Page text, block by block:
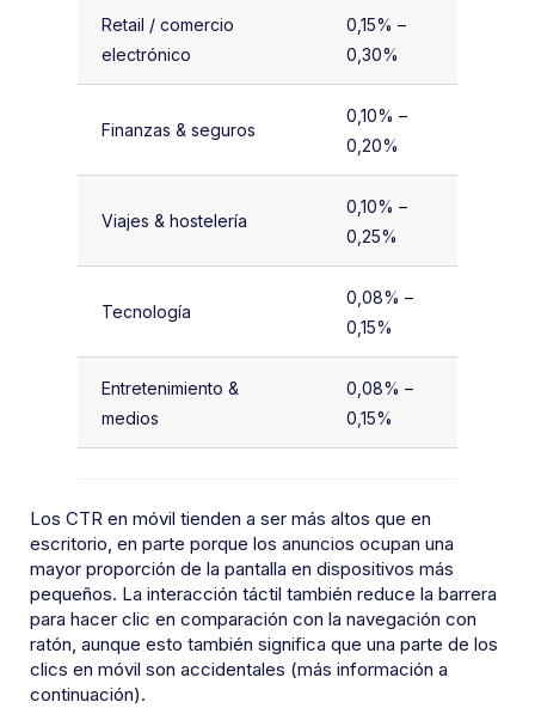
Retail / comercio
electrónico
0,15% –
0,30%
Finanzas & seguros
0,10% –
0,20%
Viajes & hostelería
0,10% –
0,25%
Tecnología
0,08% –
0,15%
Entretenimiento &
medios
0,08% –
0,15%
Los CTR en móvil tienden a ser más altos que en
escritorio, en parte porque los anuncios ocupan una
mayor proporción de la pantalla en dispositivos más
pequeños. La interacción táctil también reduce la barrera
para hacer clic en comparación con la navegación con
ratón, aunque esto también significa que una parte de los
clics en móvil son accidentales (más información a
continuación).